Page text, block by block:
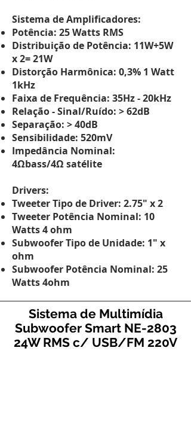
Sistema de Amplificadores:
Potência: 25 Watts RMS
Distribuição de Potência: 11W+5W
x 2= 21W
Distorção Harmônica: 0,3% 1 Watt
1kHz
Faixa de Frequência: 35Hz - 20kHz
Relação - Sinal/Ruído: > 62dB
Separação: > 40dB
Sensibilidade: 520mV
Impedância Nominal:
4Ωbass/4Ωsatélite
Drivers:
Tweeter Tipo de Driver: 2.75" x 2
Tweeter Potência Nominal: 10
Watts 4 ohm
Subwoofer Tipo de Unidade: 1" x
ohm
Subwoofer Potência Nominal: 25
Watts 4ohm
Sistema de Multimídia
Subwoofer Smart NE-2803
24W RMS c/ USB/FM 220V